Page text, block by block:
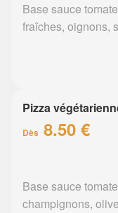
Base sauce
fraîches, oignons,
Pizza
Dès 8.50 €
Base sauce
champignons,